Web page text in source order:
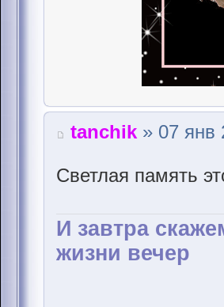
tanchik » 07 янв
Светлая память
И завтра
жизни вечер